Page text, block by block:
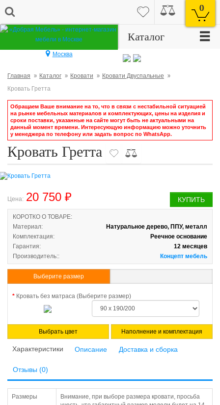
0
Москва
Каталог ☰
Главная Каталог Кровати
Кровати Двуспальные
Кровать Гретта
Обращаем Ваше внимание на то, что в связи с нестабильной ситуацией
на рынке мебельных материалов и комплектующих, цены на изделия и
сроки поставки, указанные на сайте могут быть не актуальными на
данный момент времени. Интересующую информацию можно уточнить
у менеджера по телефону или задать вопрос по WhatsApp.
Кровать Гретта
КУПИТЬ
Цена: 20 750 ₽
КОРОТКО О ТОВАРЕ:
Материал:
Натуральное дерево, ППУ, металл
Комплектация:
Реечное основание
Гарантия:
12 месяцев
Производитель::
Концепт мебель
Выберите размер
Кровать без матраса (Выберите размер)
Выбрать цвет Наполнение и комплектация
Характеристики Описание Доставка и сборка
Отзывы (0)
Размеры
Внимание, при выборе размера кровати, просьба